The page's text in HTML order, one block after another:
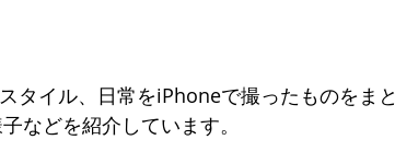
タイル、日常をiPhoneで撮ったものをまと
などを紹介しています。